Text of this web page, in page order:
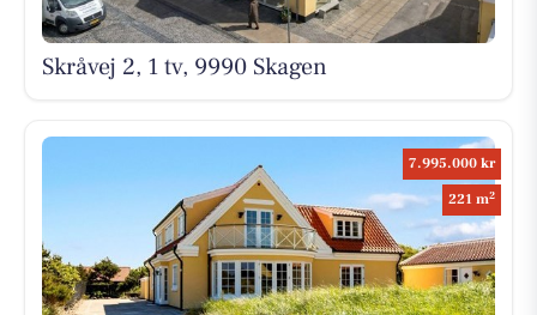
Skråvej 2, 1 tv, 9990 Skagen
7.995.000 kr
221 m2